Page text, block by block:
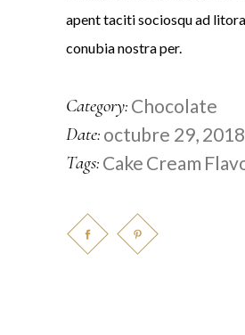
apent taciti sociosqu ad
conubia nostra per.
Category: Chocolate
Date: octubre 29, 2018
Tags: Cake Cream